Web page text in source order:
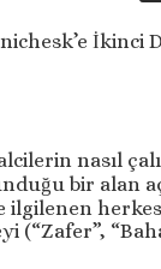
İkinci
nasıl
bir alan
(“Zafer”,